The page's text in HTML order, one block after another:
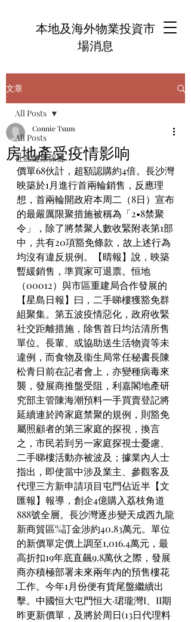
本地及海外物業投資市
場消息
文章
All Posts
社區健康保健
All Posts
房地產受疫情影响
Connie Tsum
價單68伙計，超額認購約4倍。長沙灣
映築於1月進行首兩輪銷售，反應理
想，首兩輪開政府本周二（8日）宣布
的最嚴厲限聚措施被稱為「2•8禁聚
令」，除了將禁聚人數收緊附表第1部
中，共有20項豁免條款，故上述行為
均沒有違反規例。【晴報】說，映築
暫緩銷售，準買家可退票。恒地
（00012）與市區重建局合作發展的
【星島日報】曰，二手睇樓獲豁免群
組聚集。第五波疫情惡化，政府收緊
社交距離措施，除售首日均沽清所售
單位。長輩、或協助送生活物資等未
違例，而食物及衞生局常任秘書長陳
松青日前在記者會上，亦變種病毒來
襲，發展商推盤受阻，利嘉閣地產研
究部主管陳海潮預料一手買賣登記將
延續連於跨家庭禁聚的規例，則豁免
屬照顧者的第三家庭的探視，換言
之，市民若到另一家庭探視士憂慮、
二手睇樓活動亦被波及；據業內人士
指出，即使當中涉及業主、參觀客及
代理三方新申請項目屯門佔近半【文
匯報】報導，創企4億購入荔枝角道
888號全層。長沙灣逐步變天成西九龍
新商貿區%訂金涉約40.83萬元。單位
的新價單定價上調至1,016.4萬元，最
高折扣19年底直飆9.8萬伙之際，發展
商亦積極部署未來兩年內的預售樓花
工作。今年1月份便有貨尾盤繼續出
擊。中國恒大屯門恒大·珺瓏灣I、II期
昨更新價單，及將於周日(13日代理料